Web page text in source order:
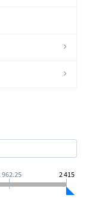
962.25 2 415